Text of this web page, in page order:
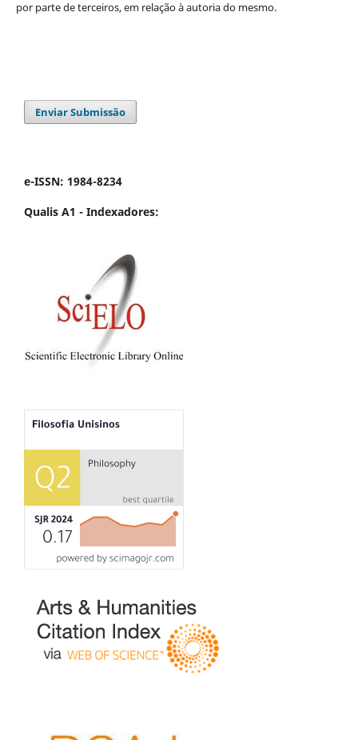
por parte de terceiros, em relação à autoria do mesmo.
Enviar Submissão
e-ISSN: 1984-8234
Qualis A1 - Indexadores: